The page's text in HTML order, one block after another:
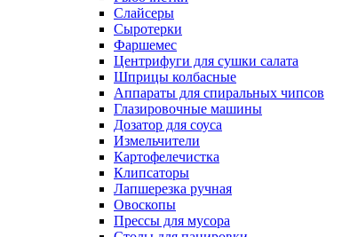
Слайсеры
Сыротерки
Фаршемес
Центрифуги для сушки салата
Шприцы колбасные
Аппараты для спиральных чипсов
Глазировочные машины
Дозатор для соуса
Измельчители
Картофелечистка
Клипсаторы
Лапшерезка ручная
Овоскопы
Прессы для мусора